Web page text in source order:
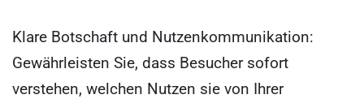
Klare Botschaft und Nutzenkommunikation:
Gewährleisten Sie, dass Besucher sofort
verstehen, welchen Nutzen sie von Ihrer